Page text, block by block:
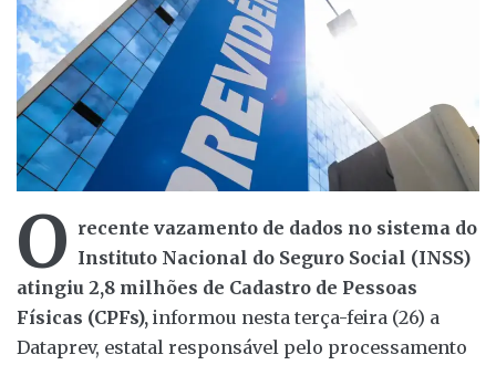
O recente vazamento de dados no sistema do
Instituto Nacional do Seguro Social (INSS)
atingiu 2,8 milhões de Cadastro de Pessoas
Físicas (CPFs), informou nesta terça-feira (26) a
Dataprev, estatal responsável pelo processamento